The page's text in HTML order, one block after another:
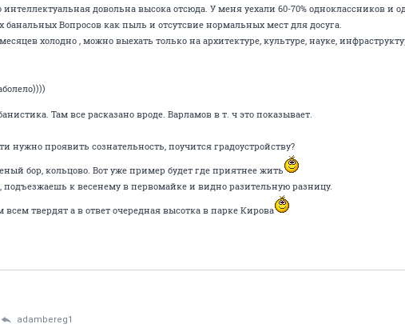
довольна высока отсюда. У меня уехали 60-70% одноклассников и
банальных Вопросов как пыль и отсутсвие нормальных мест для досуга.
холодно , можно выехать только на архитектуре, культуре, науке,
Там все расказано вроде. Варламов в т. ч это показывает.
нужно проявить сознательность, поучится градоустройству?
бор, кольцово. Вот уже пример будет где приятнее жить
подъезжаешь к весенему в первомайке и видно разительную разницу.
всем твердят а в ответ очередная высотка в парке Кирова
adambereg1